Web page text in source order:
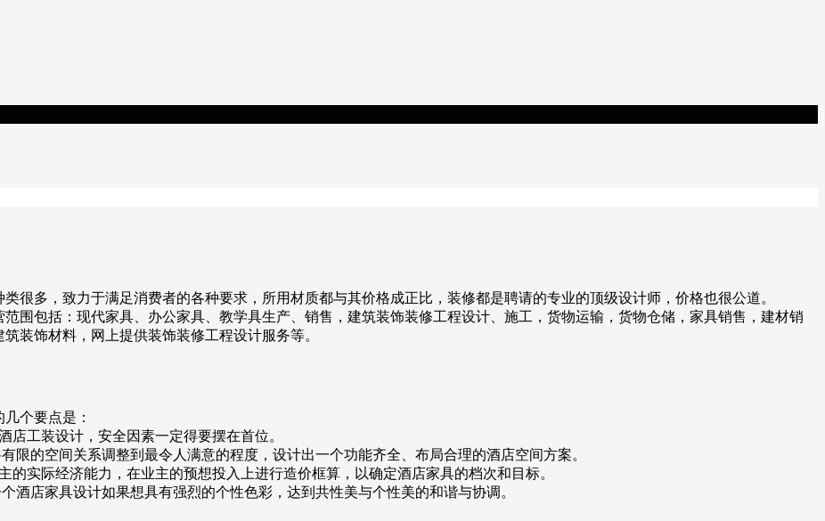
很多，致力于满足消费者的各种要求，所用材质都与其价格成正比，装修都是聘请的专业的顶级设计师，价格也很公道。
围包括：现代家具、办公家具、教学具生产、销售，建筑装饰装修工程设计、施工，货物运输，货物仓储，家具销售，建材销
装饰材料，网上提供装饰装修工程设计服务等。
个要点是：
工装设计，安全因素一定得要摆在首位。
的空间关系调整到最令人满意的程度，设计出一个功能齐全、布局合理的酒店空间方案。
实际经济能力，在业主的预想投入上进行造价框算，以确定酒店家具的档次和目标。
店家具设计如果想具有强烈的个性色彩，达到共性美与个性美的和谐与协调。